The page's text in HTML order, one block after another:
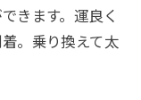
きます。運良く
。乗り換えて太